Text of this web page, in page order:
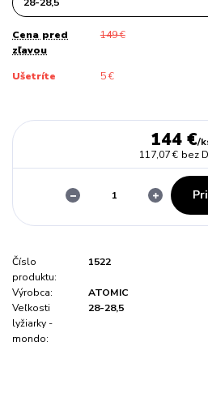
Cena pred
zľavou
149 €
Ušetríte 5 €
144 €/
117,07 € bez
Číslo
produktu:
1522
Výrobca:
ATOMIC
Veľkosti
lyžiarky -
mondo:
28-28,5